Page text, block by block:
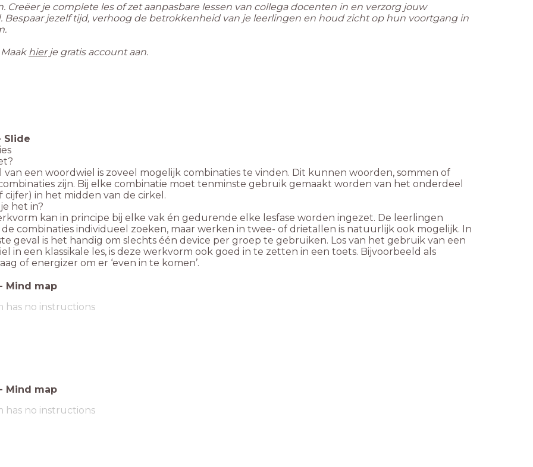
Creëer je complete les of zet aanpasbare lessen van collega docenten in en verzorg jouw
Bespaar jezelf tijd, verhoog de betrokkenheid van je leerlingen en houd zicht op hun voortgang in
hierje gratis account aan.
Slide
van een woordwiel is zoveel mogelijk combinaties te vinden. Dit kunnen woorden, sommen of
zijn. Bij elke combinatie moet tenminste gebruik gemaakt worden van het onderdeel
cijfer) in het midden van de cirkel.
het in?
kan in principe bij elke vak én gedurende elke lesfase worden ingezet. De leerlingen
combinaties individueel zoeken, maar werken in twee- of drietallen is natuurlijk ook mogelijk. In
geval is het handig om slechts één device per groep te gebruiken. Los van het gebruik van een
in een klassikale les, is deze werkvorm ook goed in te zetten in een toets. Bijvoorbeeld als
of energizer om er ‘even in te komen’.
- Mind map
has no instructions
- Mind map
has no instructions